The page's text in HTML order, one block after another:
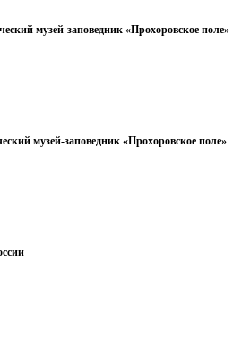
музей-заповедник «Прохоровское поле»
музей-заповедник «Прохоровское поле»